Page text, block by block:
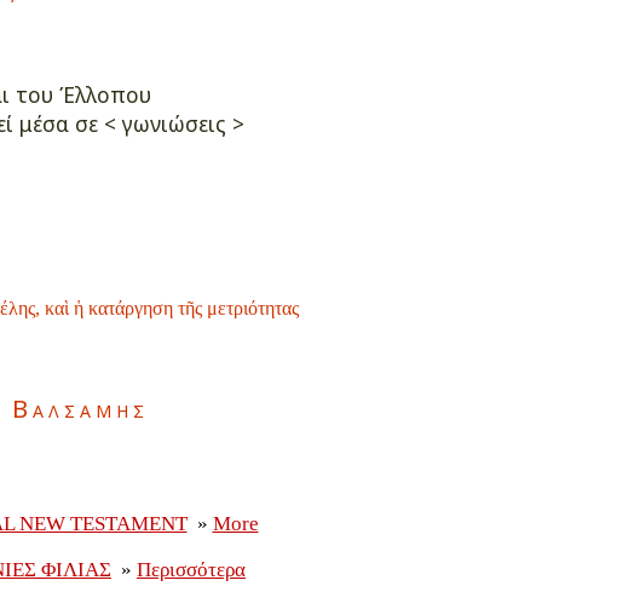
του Έλλοπου
μέσα σε < γωνιώσεις >
καὶ ἡ κατάργηση τῆς μετριότητας
Βαλσαμης